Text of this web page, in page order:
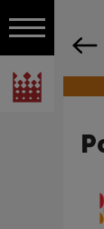
Włącz nawigację
Narodowe